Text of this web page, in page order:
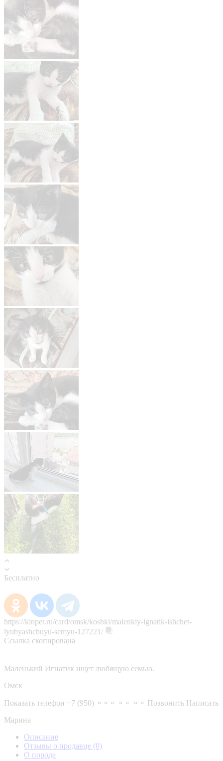
Бесплатно
https://kinpet.ru/card/omsk/koshki/malenkiy-ignatik-ishchet-
lyubyashchuyu-semyu-127221/
Ссылка скопирована
Маленький Игнатик ищет любящую семью.
Омск
Показать телефон +7 (950) ⚬⚬⚬ ⚬⚬ ⚬⚬ Позвонить Написать
Марина
Описание
Отзывы о продавце (0)
О породе